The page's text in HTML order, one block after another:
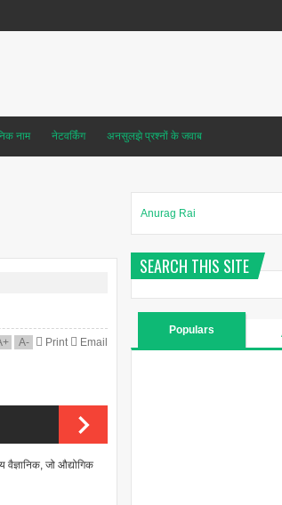
नाम नेटवर्किंग अनसुलझे प्रश्नों के जवाब
+ A- Print Email
जो औद्योगिक
Anurag Rai
SEARCH THIS SITE
Populars